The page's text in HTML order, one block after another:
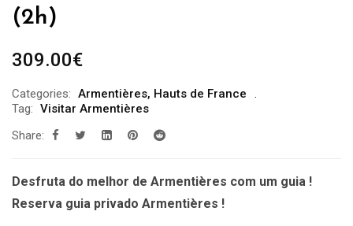
(2h)
309.00€
Categories: Armentières, Hauts de France
Tag: Visitar Armentières
Share:
Desfruta do melhor de Armentières com um guia !
Reserva guia privado Armentières !